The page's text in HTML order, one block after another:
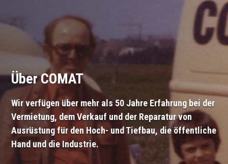
Über COMAT
Wir verfügen über mehr als 50 Jahre Erfahrung bei der
Vermietung, dem Verkauf und der Reparatur von
Ausrüstung für den Hoch- und Tiefbau, die öffentliche
Hand und die Industrie.